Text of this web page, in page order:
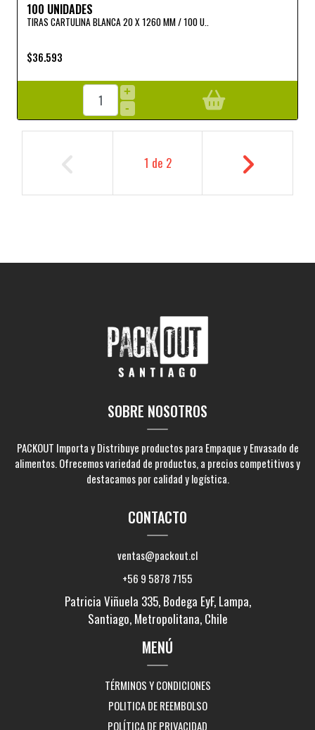
100 UNIDADES
TIRAS CARTULINA BLANCA 20 X 1260 MM / 100 U..
$36.593
+
-
1 de 2
SOBRE NOSOTROS
PACKOUT Importa y Distribuye productos para Empaque y Envasado de
alimentos. Ofrecemos variedad de productos, a precios competitivos y
destacamos por calidad y logística.
CONTACTO
ventas@packout.cl
+56 9 5878 7155
Patricia Viñuela 335, Bodega EyF, Lampa,
Santiago, Metropolitana, Chile
MENÚ
TÉRMINOS Y CONDICIONES
POLITICA DE REEMBOLSO
POLÍTICA DE PRIVACIDAD